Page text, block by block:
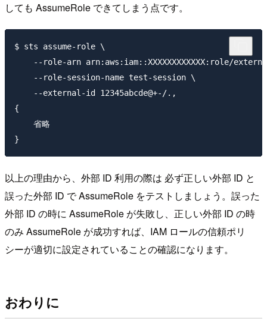
しても AssumeRole できてしまう点です。
$ sts assume-role \
--role-arn arn:aws:iam::XXXXXXXXXXXX:role/
    --role-session-name test-session \
    --external-id 12345abcde@+-/.,
{
    省略
以上の理由から、外部 ID 利用の際は 必ず正しい外部 ID と
誤った外部 ID で AssumeRole をテストしましょう。誤った
外部 ID の時に AssumeRole が失敗し、正しい外部 ID の時
のみ AssumeRole が成功すれば、IAM ロールの信頼ポリ
シーが適切に設定されていることの確認になります。
おわりに